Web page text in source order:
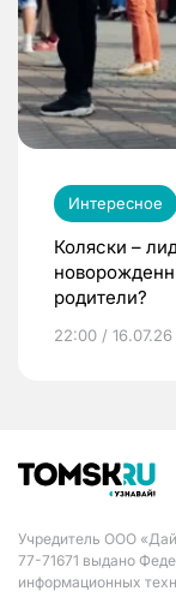
Интересное
Коляски –
родители?
22:00 / 16.07.26
Учредитель ООО
77-71671 выдано
информационных